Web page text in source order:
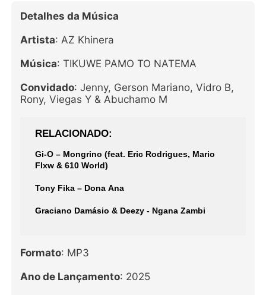
Detalhes da Música
Artista: AZ Khinera
Música: TIKUWE PAMO TO NATEMA
Convidado: Jenny, Gerson Mariano, Vidro B,
Rony, Viegas Y & Abuchamo M
RELACIONADO
Gi-O – Mongrino (feat. Eric Rodrigues, Mario
Flxw & 610 World)
Tony Fika – Dona Ana
Graciano Damásio & Deezy - Ngana Zambi
Formato: MP3
Ano de Lançamento: 2025